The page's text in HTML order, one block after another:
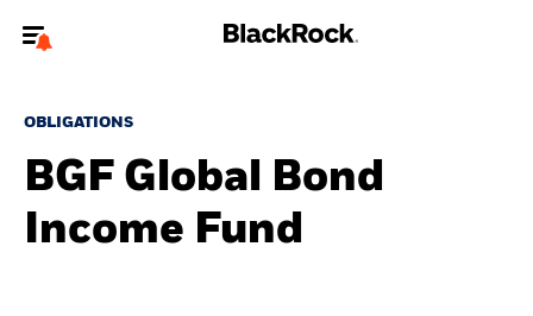
Pour accéder directement à un autre site BlackRock, veuillez mettre à
A propos de BlackRock
OBLIGATIONS
BGF Global Bond
Income Fund